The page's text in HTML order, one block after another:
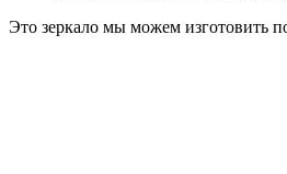
Это зеркало мы можем изготовить